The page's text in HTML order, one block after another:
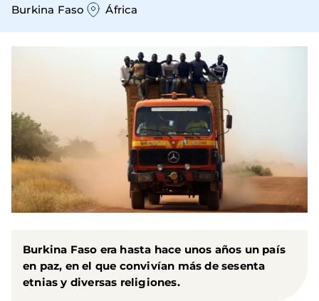
Burkina Faso
África
Burkina Faso era hasta hace unos años un país
en paz, en el que convivían más de sesenta
etnias y diversas religiones.